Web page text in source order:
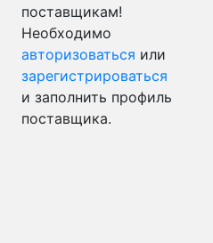
поставщикам!
Необходимо
авторизоваться или
зарегистрироваться
и заполнить профиль
поставщика.